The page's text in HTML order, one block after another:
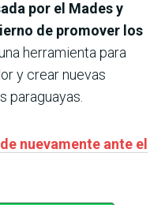
por el Mades y
de promover los
herramienta para
y crear nuevas
paraguayas.
nuevamente ante el